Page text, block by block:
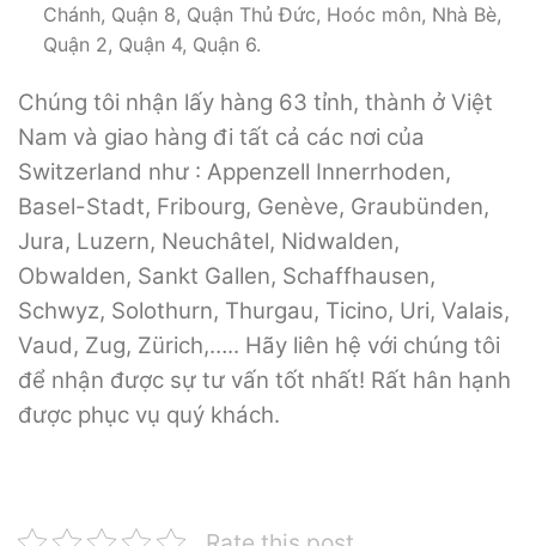
Chánh, Quận 8, Quận Thủ Đức, Hoóc môn, Nhà Bè,
Quận 2, Quận 4, Quận 6.
Chúng tôi nhận lấy hàng 63 tỉnh, thành ở Việt
Nam và giao hàng đi tất cả các nơi của
Switzerland như : Appenzell Innerrhoden,
Basel-Stadt, Fribourg, Genève, Graubünden,
Jura, Luzern, Neuchâtel, Nidwalden,
Obwalden, Sankt Gallen, Schaffhausen,
Schwyz, Solothurn, Thurgau, Ticino, Uri, Valais,
Vaud, Zug, Zürich,….. Hãy liên hệ với chúng tôi
để nhận được sự tư vấn tốt nhất! Rất hân hạnh
được phục vụ quý khách.